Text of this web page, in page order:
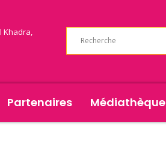
Khadra,
Partenaires Médiathèque